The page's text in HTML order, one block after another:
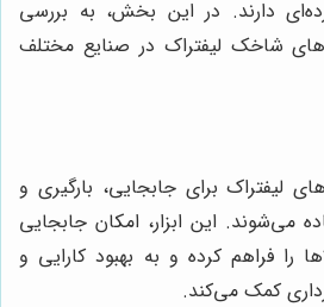
دارند. در این بخش، به بررسی
شاخک لیفتراک در صنایع مختلف
لیفتراک برای جابجایی، بارگیری و
می‌شوند. این ابزار، امکان جابجایی
را فراهم کرده و به بهبود کارایی و
کمک می‌کند.